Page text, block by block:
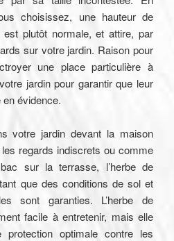
choisissez, une hauteur de
plutôt normale, et attire, par
sur votre jardin. Raison pour
une place particulière à
jardin pour garantir que leur
évidence.
votre jardin devant la maison
regards indiscrets ou comme
sur la terrasse, l’herbe de
que des conditions de sol et
sont garanties. L’herbe de
facile à entretenir, mais elle
protection optimale contre les